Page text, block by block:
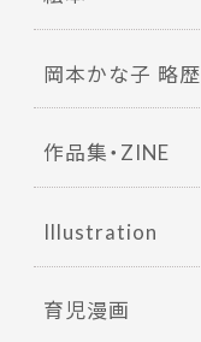
岡本かな子 略歴
作品集・ZINE
Illustration
育児漫画